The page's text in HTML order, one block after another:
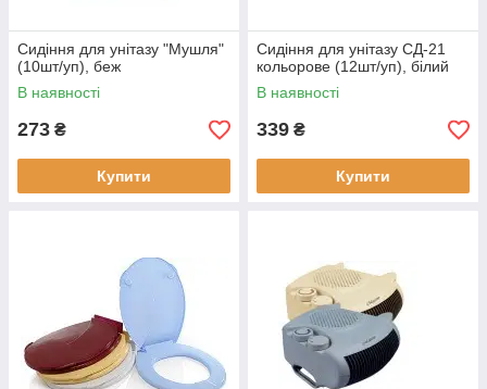
Сидіння для унітазу "Мушля"
(10шт/уп), беж
В наявності
273 ₴
Купити
Сидіння для унітазу СД-21
кольорове (12шт/уп), білий
В наявності
339 ₴
Купити